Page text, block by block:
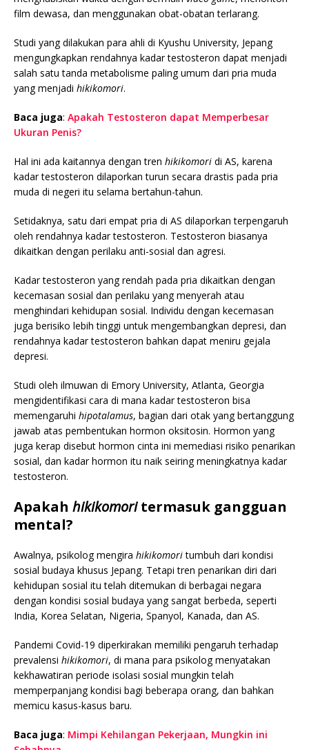
film dewasa, dan menggunakan obat-obatan terlarang.
Studi yang dilakukan para ahli di Kyushu University, Jepang
mengungkapkan rendahnya kadar testosteron dapat menjadi
salah satu tanda metabolisme paling umum dari pria muda
yang menjadi hikikomori.
Baca juga: Apakah Testosteron dapat Memperbesar
Ukuran Penis?
Hal ini ada kaitannya dengan tren hikikomori di AS, karena
kadar testosteron dilaporkan turun secara drastis pada pria
muda di negeri itu selama bertahun-tahun.
Setidaknya, satu dari empat pria di AS dilaporkan terpengaruh
oleh rendahnya kadar testosteron. Testosteron biasanya
dikaitkan dengan perilaku anti-sosial dan agresi.
Kadar testosteron yang rendah pada pria dikaitkan dengan
kecemasan sosial dan perilaku yang menyerah atau
menghindari kehidupan sosial. Individu dengan kecemasan
juga berisiko lebih tinggi untuk mengembangkan depresi, dan
rendahnya kadar testosteron bahkan dapat meniru gejala
depresi.
Studi oleh ilmuwan di Emory University, Atlanta, Georgia
mengidentifikasi cara di mana kadar testosteron bisa
memengaruhi hipotalamus, bagian dari otak yang bertanggung
jawab atas pembentukan hormon oksitosin. Hormon yang
juga kerap disebut hormon cinta ini memediasi risiko penarikan
sosial, dan kadar hormon itu naik seiring meningkatnya kadar
testosteron.
Apakah hikikomoritermasuk gangguan
mental?
Awalnya, psikolog mengira hikikomoritumbuh dari kondisi
sosial budaya khusus Jepang. Tetapi tren penarikan diri dari
kehidupan sosial itu telah ditemukan di berbagai negara
dengan kondisi sosial budaya yang sangat berbeda, seperti
India, Korea Selatan, Nigeria, Spanyol, Kanada, dan AS.
Pandemi Covid-19 diperkirakan memiliki pengaruh terhadap
prevalensi hikikomori, di mana para psikolog menyatakan
kekhawatiran periode isolasi sosial mungkin telah
memperpanjang kondisi bagi beberapa orang, dan bahkan
memicu kasus-kasus baru.
Baca juga: Mimpi Kehilangan Pekerjaan, Mungkin ini